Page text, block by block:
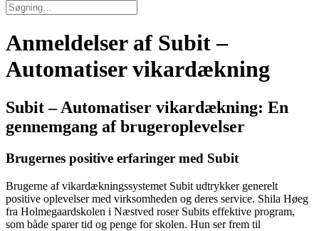
Anmeldelser af Subit –
Automatiser vikardækning
Subit – Automatiser vikardækning: En
gennemgang af brugeroplevelser
Brugernes positive erfaringer med Subit
Brugerne af vikardækningssystemet Subit udtrykker generelt
positive oplevelser med virksomheden og deres service. Shila Høeg
fra Holmegaardskolen i Næstved roser Subits effektive program,
som både sparer tid og penge for skolen. Hun ser frem til